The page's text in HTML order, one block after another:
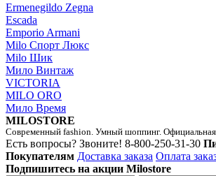
Ermenegildo Zegna
Escada
Emporio Armani
Milo Спорт Люкс
Milo Шик
Мило Винтаж
VICTORIA
MILO ORO
Мило Время
MILOSTORE
Современный fashion. Умный шоппинг. Официальная
Есть вопросы? Звоните! 8-800-250-31-30
Покупателям Доставка заказа Оплата
Подпишитесь на акции Milostore